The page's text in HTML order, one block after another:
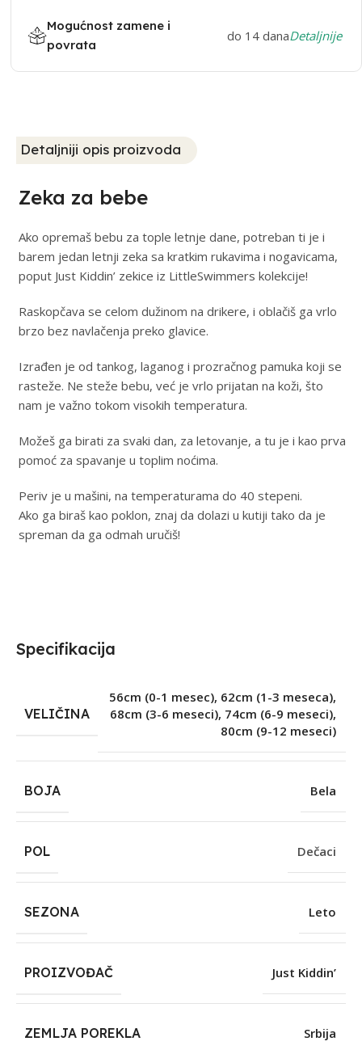
Mogućnost zamene i
povrata
do 14 danaDetaljnije
Detaljniji opis proizvoda
Zeka za bebe
Ako opremaš bebu za tople letnje dane, potreban ti je i
barem jedan letnji zeka sa kratkim rukavima i nogavicama,
poput Just Kiddin’ zekice iz LittleSwimmers kolekcije!
Raskopčava se celom dužinom na drikere, i oblačiš ga vrlo
brzo bez navlačenja preko glavice.
Izrađen je od tankog, laganog i prozračnog pamuka koji se
rasteže. Ne steže bebu, već je vrlo prijatan na koži, što
nam je važno tokom visokih temperatura.
Možeš ga birati za svaki dan, za letovanje, a tu je i kao prva
pomoć za spavanje u toplim noćima.
Periv je u mašini, na temperaturama do 40 stepeni.
Ako ga biraš kao poklon, znaj da dolazi u kutiji tako da je
spreman da ga odmah uručiš!
Specifikacija
VELIČINA
56cm (0-1 mesec), 62cm (1-3 meseca),
68cm (3-6 meseci), 74cm (6-9 meseci),
80cm (9-12 meseci)
BOJA Bela
POL Dečaci
SEZONA Leto
PROIZVOĐAČ Just Kiddin’
ZEMLJA POREKLA Srbija